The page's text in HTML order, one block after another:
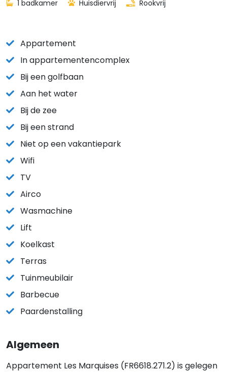
1 badkamer
Huisdiervrij Rookvrij
Appartement
In appartementencomplex
Bij een golfbaan
Aan het water
Bij de zee
Bij een strand
Niet op een vakantiepark
Wifi
TV
Airco
Wasmachine
Lift
Koelkast
Terras
Tuinmeubilair
Barbecue
Paardenstalling
Algemeen
Appartement Les Marquises (FR6618.271.2) is gelegen